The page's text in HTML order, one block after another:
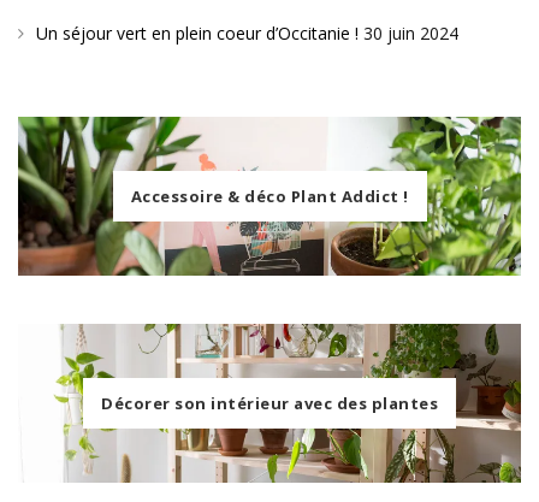
Un séjour vert en plein coeur d’Occitanie ! 30 juin 2024
Accessoire & déco Plant Addict !
Décorer son intérieur avec des plantes